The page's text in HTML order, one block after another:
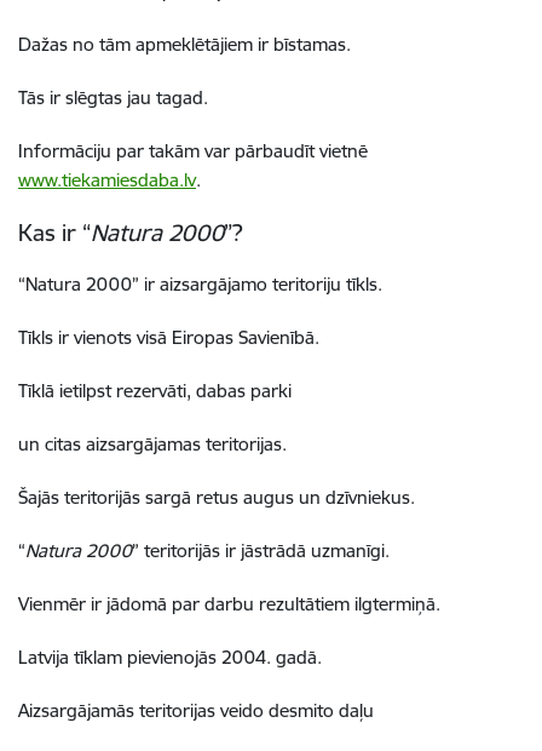
Dažas no tām apmeklētājiem ir bīstamas.
Tās ir slēgtas jau tagad.
Informāciju par takām var pārbaudīt vietnē
www.tiekamiesdaba.lv.
Kas ir “Natura 2000”?
“Natura 2000” ir aizsargājamo teritoriju tīkls.
Tīkls ir vienots visā Eiropas Savienībā.
Tīklā ietilpst rezervāti, dabas parki
un citas aizsargājamas teritorijas.
Šajās teritorijās sargā retus augus un dzīvniekus.
“Natura 2000” teritorijās ir jāstrādā uzmanīgi.
Vienmēr ir jādomā par darbu rezultātiem ilgtermiņā.
Latvija tīklam pievienojās 2004. gadā.
Aizsargājamās teritorijas veido desmito daļu